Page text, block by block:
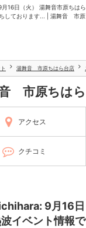
16日（火） 湯舞音市原ちは
しております... | 湯舞音 市
湯舞音 市原ちはら台店
市原ちは
アクセス
クチコミ
9月16日
イベント情報